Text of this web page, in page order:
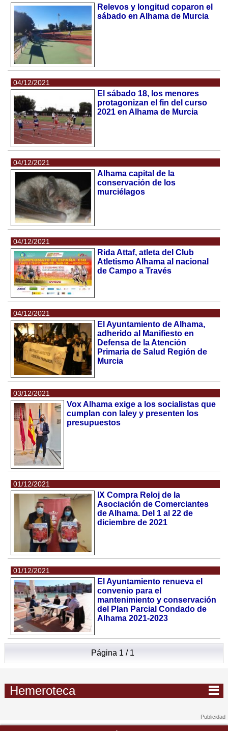
Relevos y longitud coparon el
sábado en Alhama de Murcia
04/12/2021
El sábado 18, los menores
protagonizan el fin del curso
2021 en Alhama de Murcia
04/12/2021
Alhama capital de la
conservación de los
murciélagos
04/12/2021
Rida Attaf, atleta del Club
Atletismo Alhama al nacional
de Campo a Través
04/12/2021
El Ayuntamiento de Alhama,
adherido al Manifiesto en
Defensa de la Atención
Primaria de Salud Región de
Murcia
03/12/2021
Vox Alhama exige a los socialistas que
cumplan con laley y presenten los
presupuestos
01/12/2021
IX Compra Reloj de la
Asociación de Comerciantes
de Alhama. Del 1 al 22 de
diciembre de 2021
01/12/2021
El Ayuntamiento renueva el
convenio para el
mantenimiento y conservación
del Plan Parcial Condado de
Alhama 2021-2023
Página 1 / 1
Hemeroteca